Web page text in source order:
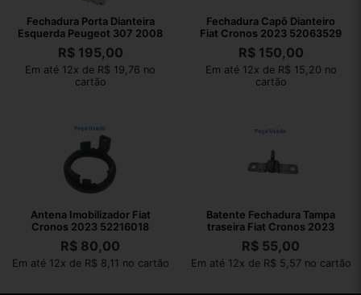
Fechadura Porta Dianteira
Esquerda Peugeot 307 2008
R$195,00
Em até 12x de R$ 19,76 no
cartão
Fechadura Capô Dianteiro
Fiat Cronos 2023 52063529
R$150,00
Em até 12x de R$ 15,20 no
cartão
Antena Imobilizador Fiat
Cronos 2023 52216018
R$ 80,00
Em até 12x de R$ 8,11 no cartão
Batente Fechadura Tampa
traseira Fiat Cronos 2023
R$ 55,00
Em até 12x de R$ 5,57 no cartão